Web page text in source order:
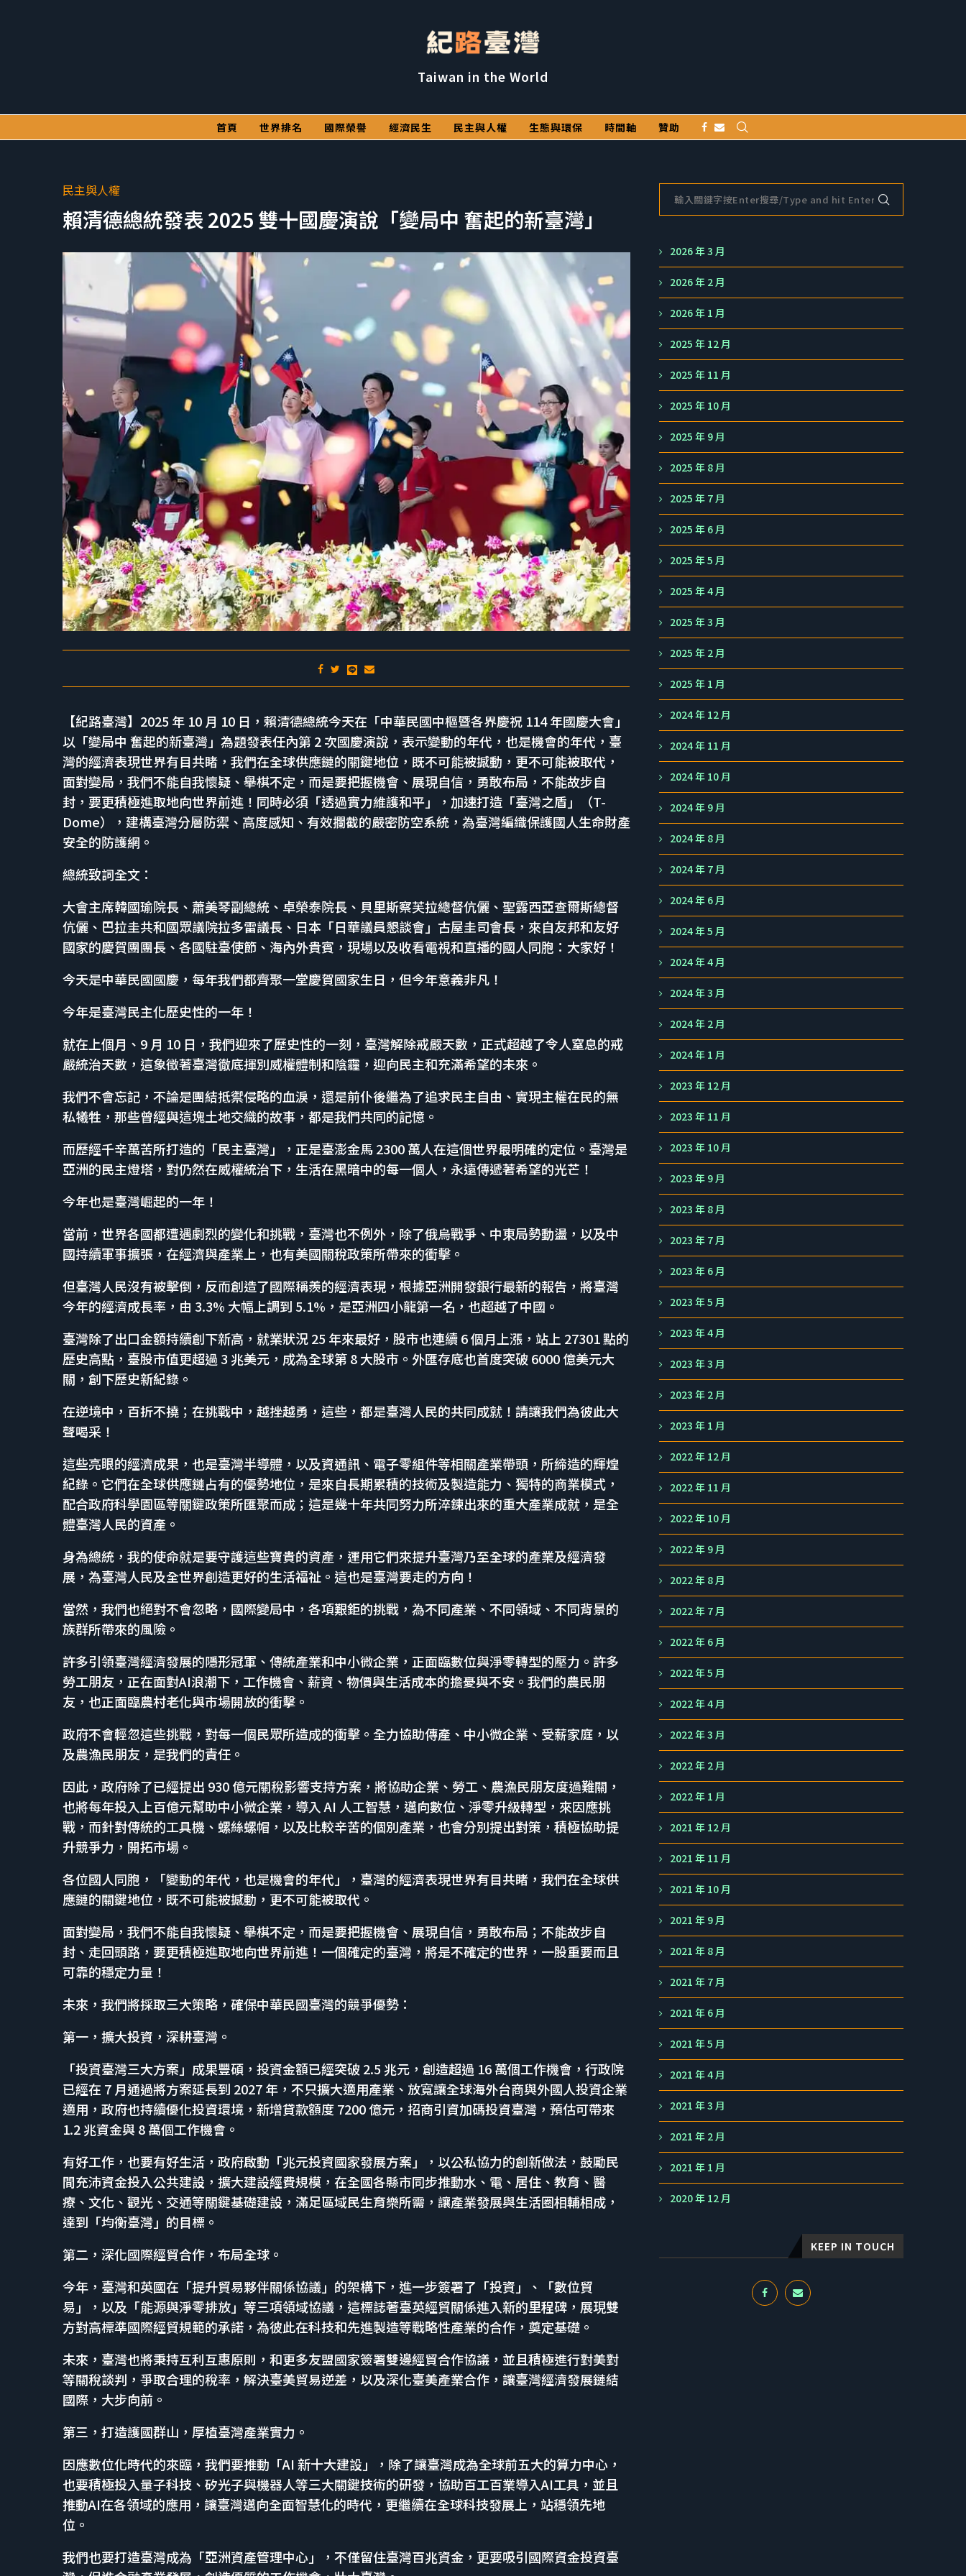
Taiwan in the World
首頁 世界排名 國際榮譽 經濟民生 民主與人權 生態與環保 時間軸 贊助
民主與人權
賴清德總統發表 2025 雙十國慶演說「變局中 奮起的新臺灣」
【紀路臺灣】2025 年 10 月 10 日，賴清德總統今天在「中華民國中樞暨各界慶祝 114 年國慶大會」
以「變局中 奮起的新臺灣」為題發表任內第 2 次國慶演說，表示變動的年代，也是機會的年代，臺
灣的經濟表現世界有目共睹，我們在全球供應鏈的關鍵地位，既不可能被撼動，更不可能被取代，
面對變局，我們不能自我懷疑、舉棋不定，而是要把握機會、展現自信，勇敢布局，不能故步自
封，要更積極進取地向世界前進！同時必須「透過實力維護和平」，加速打造「臺灣之盾」（T-
Dome），建構臺灣分層防禦、高度感知、有效攔截的嚴密防空系統，為臺灣編織保護國人生命財產
安全的防護網。
總統致詞全文：
大會主席韓國瑜院長、蕭美琴副總統、卓榮泰院長、貝里斯察芙拉總督伉儷、聖露西亞查爾斯總督
伉儷、巴拉圭共和國眾議院拉多雷議長、日本「日華議員懇談會」古屋圭司會長，來自友邦和友好
國家的慶賀團團長、各國駐臺使節、海內外貴賓，現場以及收看電視和直播的國人同胞：大家好！
今天是中華民國國慶，每年我們都齊聚一堂慶賀國家生日，但今年意義非凡！
今年是臺灣民主化歷史性的一年！
就在上個月、9 月 10 日，我們迎來了歷史性的一刻，臺灣解除戒嚴天數，正式超越了令人窒息的戒
嚴統治天數，這象徵著臺灣徹底揮別威權體制和陰霾，迎向民主和充滿希望的未來。
我們不會忘記，不論是團結抵禦侵略的血淚，還是前仆後繼為了追求民主自由、實現主權在民的無
私犧牲，那些曾經與這塊土地交織的故事，都是我們共同的記憶。
而歷經千辛萬苦所打造的「民主臺灣」，正是臺澎金馬 2300 萬人在這個世界最明確的定位。臺灣是
亞洲的民主燈塔，對仍然在威權統治下，生活在黑暗中的每一個人，永遠傳遞著希望的光芒！
今年也是臺灣崛起的一年！
當前，世界各國都遭遇劇烈的變化和挑戰，臺灣也不例外，除了俄烏戰爭、中東局勢動盪，以及中
國持續軍事擴張，在經濟與產業上，也有美國關稅政策所帶來的衝擊。
但臺灣人民沒有被擊倒，反而創造了國際稱羨的經濟表現，根據亞洲開發銀行最新的報告，將臺灣
今年的經濟成長率，由 3.3% 大幅上調到 5.1%，是亞洲四小龍第一名，也超越了中國。
臺灣除了出口金額持續創下新高，就業狀況 25 年來最好，股市也連續 6 個月上漲，站上 27301 點的
歷史高點，臺股市值更超過 3 兆美元，成為全球第 8 大股市。外匯存底也首度突破 6000 億美元大
關，創下歷史新紀錄。
在逆境中，百折不撓；在挑戰中，越挫越勇，這些，都是臺灣人民的共同成就！請讓我們為彼此大
聲喝采！
這些亮眼的經濟成果，也是臺灣半導體，以及資通訊、電子零組件等相關產業帶頭，所締造的輝煌
紀錄。它們在全球供應鏈占有的優勢地位，是來自長期累積的技術及製造能力、獨特的商業模式，
配合政府科學園區等關鍵政策所匯聚而成；這是幾十年共同努力所淬鍊出來的重大產業成就，是全
體臺灣人民的資產。
身為總統，我的使命就是要守護這些寶貴的資產，運用它們來提升臺灣乃至全球的產業及經濟發
展，為臺灣人民及全世界創造更好的生活福祉。這也是臺灣要走的方向！
當然，我們也絕對不會忽略，國際變局中，各項艱鉅的挑戰，為不同產業、不同領域、不同背景的
族群所帶來的風險。
許多引領臺灣經濟發展的隱形冠軍、傳統產業和中小微企業，正面臨數位與淨零轉型的壓力。許多
勞工朋友，正在面對AI浪潮下，工作機會、薪資、物價與生活成本的擔憂與不安。我們的農民朋
友，也正面臨農村老化與市場開放的衝擊。
政府不會輕忽這些挑戰，對每一個民眾所造成的衝擊。全力協助傳產、中小微企業、受薪家庭，以
及農漁民朋友，是我們的責任。
因此，政府除了已經提出 930 億元關稅影響支持方案，將協助企業、勞工、農漁民朋友度過難關，
也將每年投入上百億元幫助中小微企業，導入 AI 人工智慧，邁向數位、淨零升級轉型，來因應挑
戰，而針對傳統的工具機、螺絲螺帽，以及比較辛苦的個別產業，也會分別提出對策，積極協助提
升競爭力，開拓市場。
各位國人同胞，「變動的年代，也是機會的年代」，臺灣的經濟表現世界有目共睹，我們在全球供
應鏈的關鍵地位，既不可能被撼動，更不可能被取代。
面對變局，我們不能自我懷疑、舉棋不定，而是要把握機會、展現自信，勇敢布局；不能故步自
封、走回頭路，要更積極進取地向世界前進！一個確定的臺灣，將是不確定的世界，一股重要而且
可靠的穩定力量！
未來，我們將採取三大策略，確保中華民國臺灣的競爭優勢：
第一，擴大投資，深耕臺灣。
「投資臺灣三大方案」成果豐碩，投資金額已經突破 2.5 兆元，創造超過 16 萬個工作機會，行政院
已經在 7 月通過將方案延長到 2027 年，不只擴大適用產業、放寬讓全球海外台商與外國人投資企業
適用，政府也持續優化投資環境，新增貸款額度 7200 億元，招商引資加碼投資臺灣，預估可帶來
1.2 兆資金與 8 萬個工作機會。
有好工作，也要有好生活，政府啟動「兆元投資國家發展方案」，以公私協力的創新做法，鼓勵民
間充沛資金投入公共建設，擴大建設經費規模，在全國各縣市同步推動水、電、居住、教育、醫
療、文化、觀光、交通等關鍵基礎建設，滿足區域民生育樂所需，讓產業發展與生活圈相輔相成，
達到「均衡臺灣」的目標。
第二，深化國際經貿合作，布局全球。
今年，臺灣和英國在「提升貿易夥伴關係協議」的架構下，進一步簽署了「投資」、「數位貿
易」，以及「能源與淨零排放」等三項領域協議，這標誌著臺英經貿關係進入新的里程碑，展現雙
方對高標準國際經貿規範的承諾，為彼此在科技和先進製造等戰略性產業的合作，奠定基礎。
未來，臺灣也將秉持互利互惠原則，和更多友盟國家簽署雙邊經貿合作協議，並且積極進行對美對
等關稅談判，爭取合理的稅率，解決臺美貿易逆差，以及深化臺美產業合作，讓臺灣經濟發展鏈結
國際，大步向前。
第三，打造護國群山，厚植臺灣產業實力。
因應數位化時代的來臨，我們要推動「AI 新十大建設」，除了讓臺灣成為全球前五大的算力中心，
也要積極投入量子科技、矽光子與機器人等三大關鍵技術的研發，協助百工百業導入AI工具，並且
推動AI在各領域的應用，讓臺灣邁向全面智慧化的時代，更繼續在全球科技發展上，站穩領先地
位。
我們也要打造臺灣成為「亞洲資產管理中心」，不僅留住臺灣百兆資金，更要吸引國際資金投資臺
2026 年 3 月
2026 年 2 月
2026 年 1 月
2025 年 12 月
2025 年 11 月
2025 年 10 月
2025 年 9 月
2025 年 8 月
2025 年 7 月
2025 年 6 月
2025 年 5 月
2025 年 4 月
2025 年 3 月
2025 年 2 月
2025 年 1 月
2024 年 12 月
2024 年 11 月
2024 年 10 月
2024 年 9 月
2024 年 8 月
2024 年 7 月
2024 年 6 月
2024 年 5 月
2024 年 4 月
2024 年 3 月
2024 年 2 月
2024 年 1 月
2023 年 12 月
2023 年 11 月
2023 年 10 月
2023 年 9 月
2023 年 8 月
2023 年 7 月
2023 年 6 月
2023 年 5 月
2023 年 4 月
2023 年 3 月
2023 年 2 月
2023 年 1 月
2022 年 12 月
2022 年 11 月
2022 年 10 月
2022 年 9 月
2022 年 8 月
2022 年 7 月
2022 年 6 月
2022 年 5 月
2022 年 4 月
2022 年 3 月
2022 年 2 月
2022 年 1 月
2021 年 12 月
2021 年 11 月
2021 年 10 月
2021 年 9 月
2021 年 8 月
2021 年 7 月
2021 年 6 月
2021 年 5 月
2021 年 4 月
2021 年 3 月
2021 年 2 月
2021 年 1 月
2020 年 12 月
KEEP IN TOUCH